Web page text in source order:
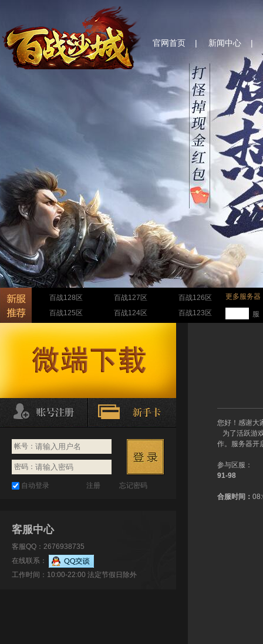
官网首页 | 新闻中心 |
百战128区 百战127区
百战126区
百战125区
百战124区 百战123区
更多服务器
服
帐号：
密码：
自动登录 注册 忘记密码
客服中心
客服QQ：2676938735
在线联系：
工作时间：10:00-22:00 法定节假日除外
您好！感谢大
为了活跃游
作。服务器开
参与区服：
91-98
合服时间：